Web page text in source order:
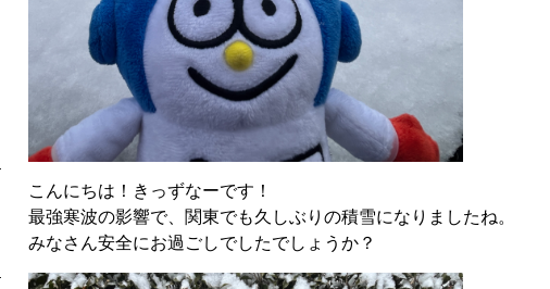
こんにちは！きっずなーです！
最強寒波の影響で、関東でも久しぶりの積雪になりましたね。
みなさん安全にお過ごしでしたでしょうか？